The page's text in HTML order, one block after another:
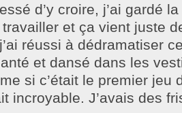
d’y croire, j’ai gardé
et ça vient juste
réussi à dédramatiser
et dansé dans les
si c’était le premier jeu
incroyable. J’avais des